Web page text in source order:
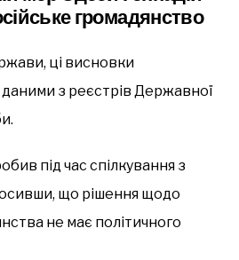
громадянство
ці висновки
з реєстрів Державної
під час спілкування з
що рішення щодо
не має політичного